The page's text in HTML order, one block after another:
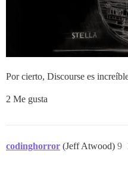
Por cierto, Discourse es
2 Me gusta
codinghorror (Jeff Atwood) 9